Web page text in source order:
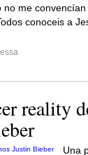
no me
conoceis a
reality
Una